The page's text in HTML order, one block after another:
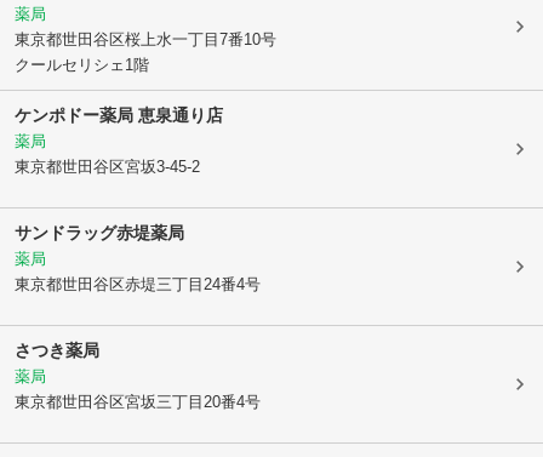
薬局
東京都世田谷区桜上水一丁目7番10号
クールセリシェ1階
ケンポドー薬局 恵泉通り店
薬局
東京都世田谷区宮坂3-45-2
サンドラッグ赤堤薬局
薬局
東京都世田谷区赤堤三丁目24番4号
さつき薬局
薬局
東京都世田谷区宮坂三丁目20番4号